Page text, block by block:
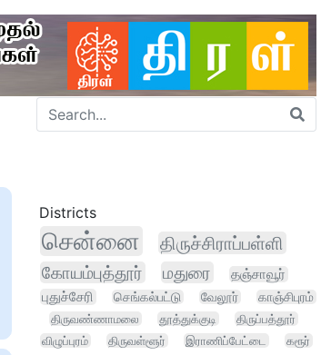
Districts
சென்னை திருச்சிராப்பள்ளி
கோயம்புத்தூர் மதுரை
தஞ்சாவூர்
புதுச்சேரி
செங்கல்பட்டு வேலூர்
காஞ்சிபுரம்
திருவண்ணாமலை
தூத்துக்குடி
திருப்பத்தூர்
விழுப்புரம்
திருவள்ளூர் இராணிப்பேட்டை கரூர்